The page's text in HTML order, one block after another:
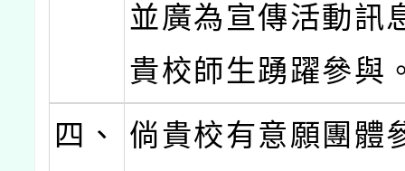
並廣為宣傳活動訊
貴校師生踴躍參與
四、
倘貴校有意願團體